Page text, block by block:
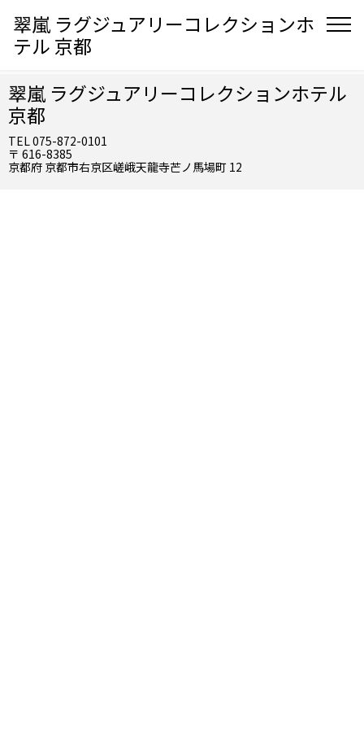
翠嵐 ラグジュアリーコレクションホ
テル 京都
翠嵐 ラグジュアリーコレクションホテル
京都
TEL 075-872-0101
〒 616-8385
京都府 京都市右京区嵯峨天龍寺芒ノ馬場町 12